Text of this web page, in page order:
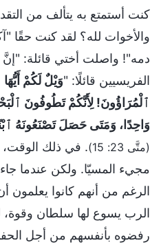
كنت أستمتع به يتألف من
والأخوات لله؟ لقد كنت حقًا
دمه"! واصلت أختي قائلة:
الفريسيين قائلًا: "وَيْلٌ لَكُمْ
ٱلْمُرَاؤُونَ! لِأَنَّكُمْ تَطُوفُونَ
وَاحِدًا، وَمَتَى حَصَلَ تَصْنَعُونَهُ
(متَّى 23: 15)
. في ذلك الوقت،
مجيء المسيّا. ولكن عندما
الرغم من أنهم كانوا يعلمون
الرب يسوع لها سلطان وقوة،
رفضوه بأنفسهم من أجل